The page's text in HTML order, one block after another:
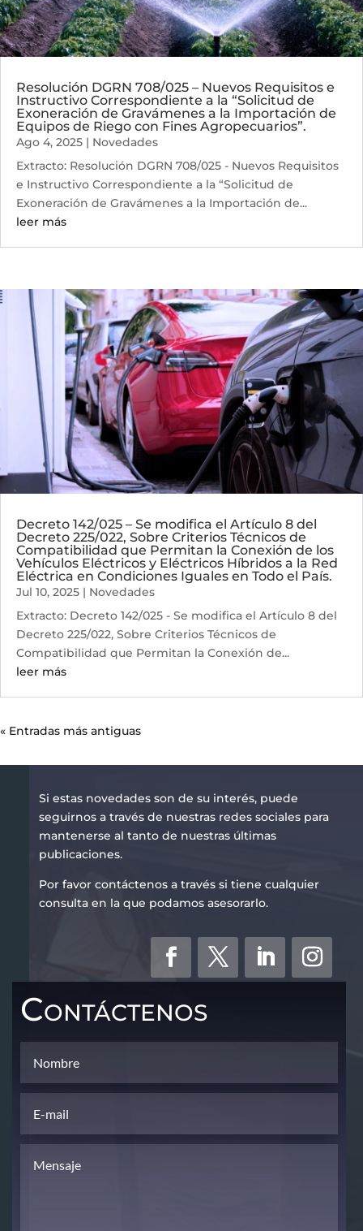
Resolución DGRN 708/025 – Nuevos Requisitos e
Instructivo Correspondiente a la “Solicitud de
Exoneración de Gravámenes a la Importación de
Equipos de Riego con Fines Agropecuarios”.
Ago 4, 2025 | Novedades
Extracto: Resolución DGRN 708/025 - Nuevos Requisitos
e Instructivo Correspondiente a la “Solicitud de
Exoneración de Gravámenes a la Importación de...
leer más
Decreto 142/025 – Se modifica el Artículo 8 del
Decreto 225/022, Sobre Criterios Técnicos de
Compatibilidad que Permitan la Conexión de los
Vehículos Eléctricos y Eléctricos Híbridos a la Red
Eléctrica en Condiciones Iguales en Todo el País.
Jul 10, 2025 | Novedades
Extracto: Decreto 142/025 - Se modifica el Artículo 8 del
Decreto 225/022, Sobre Criterios Técnicos de
Compatibilidad que Permitan la Conexión de...
leer más
« Entradas más antiguas
Si estas novedades son de su interés, puede
seguirnos a través de nuestras redes sociales para
mantenerse al tanto de nuestras últimas
publicaciones.
Por favor contáctenos a través si tiene cualquier
consulta en la que podamos asesorarlo.
Contáctenos